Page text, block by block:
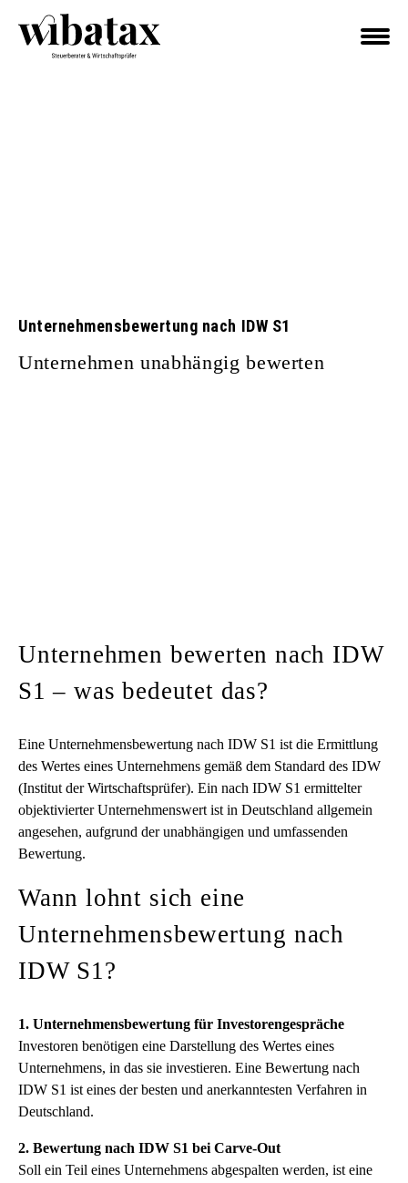
Unternehmensbewertung nach IDW S1
Unternehmen unabhängig bewerten
Unternehmen bewerten nach IDW
S1 – was bedeutet das?
Eine Unternehmensbewertung nach IDW S1 ist die Ermittlung
des Wertes eines Unternehmens gemäß dem Standard des IDW
(Institut der Wirtschaftsprüfer). Ein nach IDW S1 ermittelter
objektivierter Unternehmenswert ist in Deutschland allgemein
angesehen, aufgrund der unabhängigen und umfassenden
Bewertung.
Wann lohnt sich eine
Unternehmensbewertung nach
IDW S1?
1. Unternehmensbewertung für Investorengespräche
Investoren benötigen eine Darstellung des Wertes eines
Unternehmens, in das sie investieren. Eine Bewertung nach
IDW S1 ist eines der besten und anerkanntesten Verfahren in
Deutschland.
2. Bewertung nach IDW S1 bei Carve-Out
Soll ein Teil eines Unternehmens abgespalten werden, ist eine